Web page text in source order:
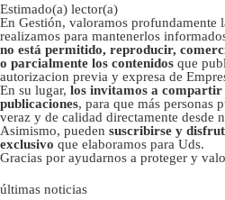
Estimado(a) lector(a)
En Gestión, valoramos profundamente
realizamos para mantenerlos
no está permitido, reproducir,
o parcialmente los contenidos que
autorizacion previa y expresa de
En su lugar, los invitamos a compartir
publicaciones, para que más personas
veraz y de calidad directamente desde
Asimismo, pueden suscribirse y
exclusivo que elaboramos para Uds.
Gracias por ayudarnos a proteger y
últimas noticias